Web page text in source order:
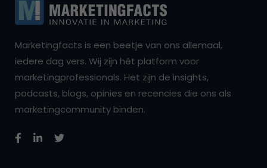
Marketingfacts is een beetje van ons allemaal,
iedere dag vers. Wij zijn hét platform voor
marketingprofessionals. Het zijn de insights,
podcasts, blogs, opinies en recencies die ons als
marketingcommunity binden.